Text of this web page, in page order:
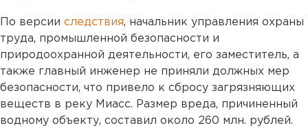
По версии следствия, начальник управления охраны
труда, промышленной безопасности и
природоохранной деятельности, его заместитель, а
также главный инженер не приняли должных мер
безопасности, что привело к сбросу загрязняющих
веществ в реку Миасс. Размер вреда, причиненный
водному объекту, составил около 260 млн. рублей.